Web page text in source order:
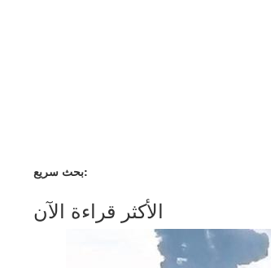
بحث سريع:
الأكثر قراءة الآن